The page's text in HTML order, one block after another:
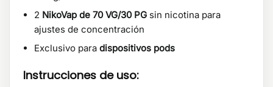
2 NikoVap de 70 VG/30 PG sin nicotina para
ajustes de concentración
Exclusivo para dispositivos pods
Instrucciones de uso: